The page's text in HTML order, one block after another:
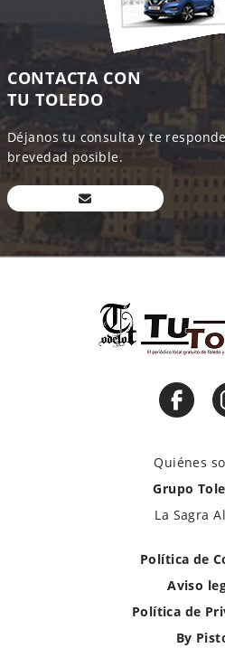
CONTACTA CON
TU TOLEDO
Déjanos tu consulta y te
brevedad posible.
Quiénes
Grupo
La Sagra
Política de
Aviso
Política de
By